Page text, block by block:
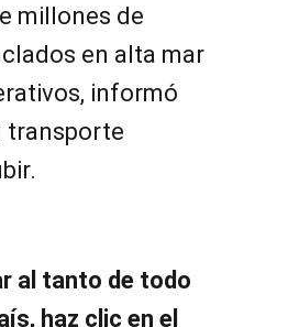
millones de
en alta mar
informó
transporte
al tanto de todo
haz clic en el